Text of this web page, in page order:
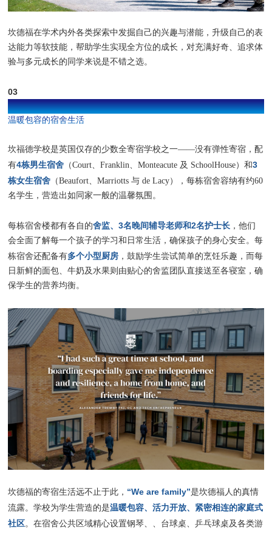
坎德福在学术内外各类探索中发掘自己的兴趣与潜能，升级自己的表
达能力等软技能，帮助学生实现全方位的成长，对充满好奇、追求体
验与多元成长的同学来说是不错之选。
03
“家外之家”
温暖包容的宿舍生活
坎福德学校是英国仅存的少数全寄宿学校之一——没有弹性寄宿，配
有4栋男生宿舍 （Court、Franklin、Monteacute 及 SchoolHouse）和3
栋女生宿舍 （Beaufort、Marriotts 与 de Lacy），每栋宿舍容纳有约60
名学生，营造出如同家一般的温馨氛围。
每栋宿舍楼都有各自的舍监、3名晚间辅导老师和2名护士长 ，他们
会全面了解每一个孩子的学习和日常生活，确保孩子的身心安全。每
栋宿舍还配备有多个小型厨房 ，鼓励学生尝试简单的烹饪乐趣，而每
日新鲜的面包、牛奶及水果则由贴心的舍监团队直接送至各寝室，确
保学生的营养均衡。
坎德福的寄宿生活远不止于此， “We are family”是坎德福人的真情
流露。学校为学生营造的是温暖包容、活力开放、紧密相连的家庭式
社区。在宿舍公共区域精心设置钢琴、、台球桌、乒乓球桌及各类游